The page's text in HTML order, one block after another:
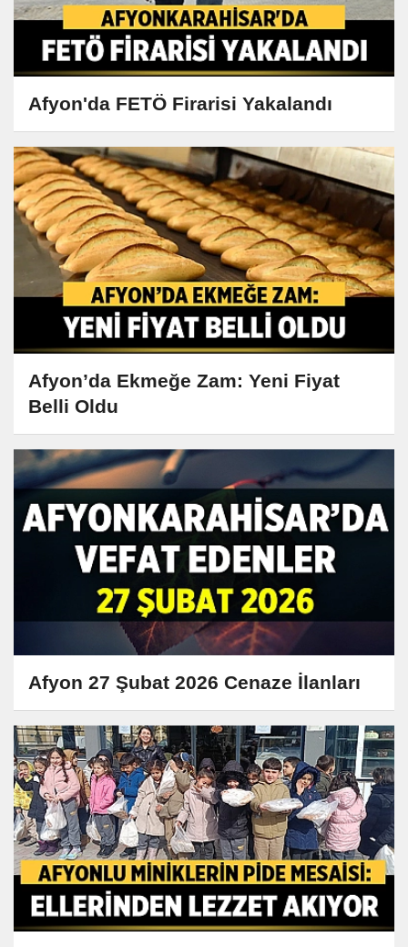
Afyon'da FETÖ Firarisi Yakalandı
Afyon’da Ekmeğe Zam: Yeni Fiyat
Belli Oldu
Afyon 27 Şubat 2026 Cenaze İlanları